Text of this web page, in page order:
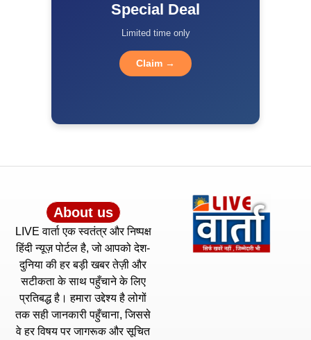
Special Deal
Limited time only
Claim →
About us
LIVE वार्ता एक स्वतंत्र और निष्पक्ष
हिंदी न्यूज़ पोर्टल है, जो आपको देश-
दुनिया की हर बड़ी खबर तेज़ी और
सटीकता के साथ पहुँचाने के लिए
प्रतिबद्ध है। हमारा उद्देश्य है लोगों
तक सही जानकारी पहुँचाना, जिससे
वे हर विषय पर जागरूक और सूचित